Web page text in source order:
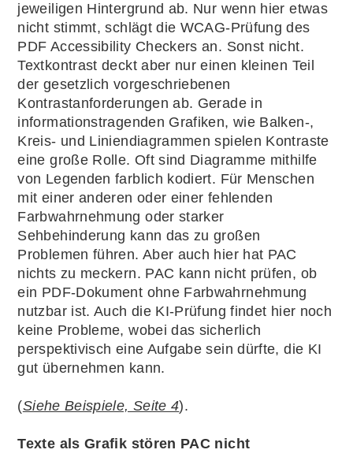
jeweiligen Hintergrund ab. Nur wenn hier etwas
nicht stimmt, schlägt die WCAG-Prüfung des
PDF Accessibility Checkers an. Sonst nicht.
Textkontrast deckt aber nur einen kleinen Teil
der gesetzlich vorgeschriebenen
Kontrastanforderungen ab. Gerade in
informationstragenden Grafiken, wie Balken-,
Kreis- und Liniendiagrammen spielen Kontraste
eine große Rolle. Oft sind Diagramme mithilfe
von Legenden farblich kodiert. Für Menschen
mit einer anderen oder einer fehlenden
Farbwahrnehmung oder starker
Sehbehinderung kann das zu großen
Problemen führen. Aber auch hier hat PAC
nichts zu meckern. PAC kann nicht prüfen, ob
ein PDF-Dokument ohne Farbwahrnehmung
nutzbar ist. Auch die KI-Prüfung findet hier noch
keine Probleme, wobei das sicherlich
perspektivisch eine Aufgabe sein dürfte, die KI
gut übernehmen kann.
(Siehe Beispiele, Seite 4).
Texte als Grafik stören PAC nicht